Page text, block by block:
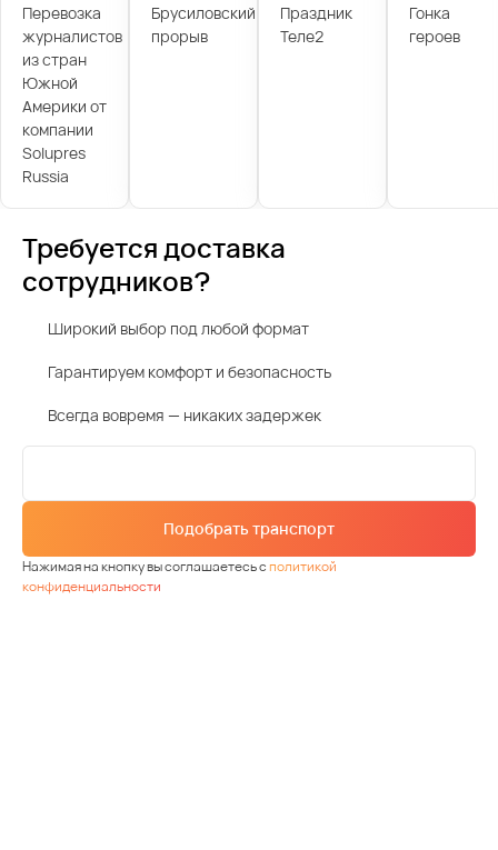
Перевозка
журналистов
из стран
Южной
Америки от
компании
Solupres
Russia
Брусиловский
прорыв
Праздник
Теле2
Гонка
героев
Требуется доставка
сотрудников?
Широкий выбор под любой формат
Гарантируем комфорт и безопасность
Всегда вовремя — никаких задержек
Подобрать транспорт
Нажимая на кнопку вы соглашаетесь сполитикой
конфиденциальности